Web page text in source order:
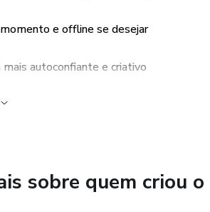
e offline se desejar
autoconfiante e criativo
de reembolso de 7 dias se você não
Precisa de novas idéias? Quer se
sobre quem criou